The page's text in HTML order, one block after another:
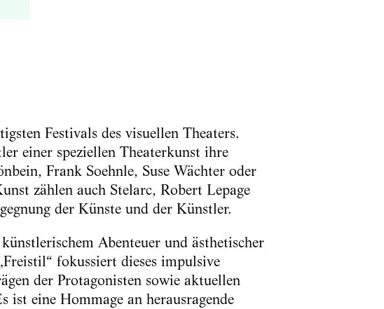
Festivals des visuellen Theaters.
einer speziellen Theaterkunst ihre
Frank Soehnle, Suse Wächter oder
zählen auch Stelarc, Robert Lepage
der Künste und der Künstler.
Abenteuer und ästhetischer
fokussiert dieses impulsive
der Protagonisten sowie aktuellen
ist eine Hommage an herausragende